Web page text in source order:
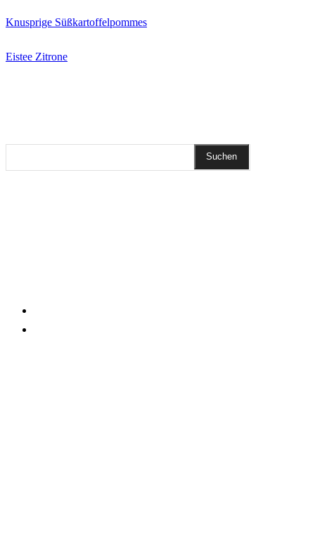
Knusprige Süßkartoffelpommes
Eistee Zitrone
Suchen